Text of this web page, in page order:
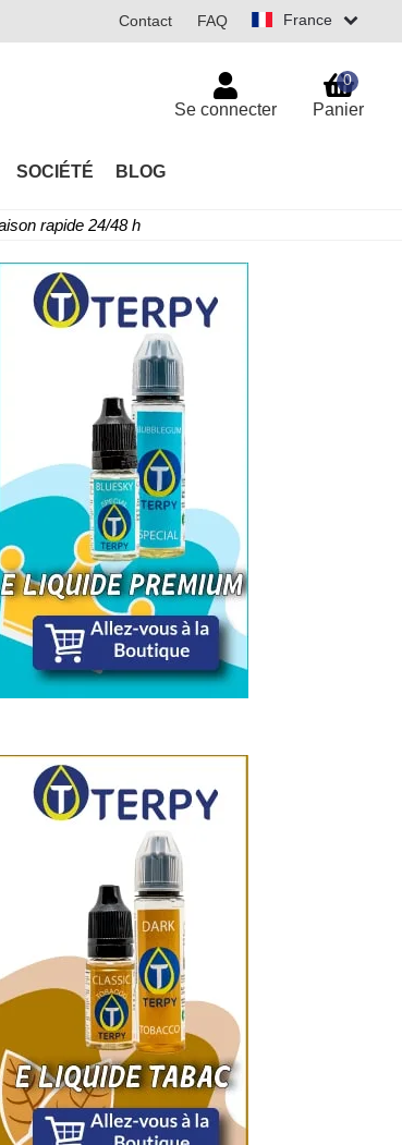
France
Contact FAQ
SOCIÉTÉ BLOG
Se connecter Panier
0
rapide 24/48 h